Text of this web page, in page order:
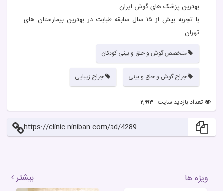
بهترین پزشک های گوش ایران
با تجربه بیش از ۱۵ سال سابقه طبابت در بهترین بیمارستان های
تهران
متخصص گوش و حلق و بینی کودکان
جراح گوش و حلق و بینی جراح زیبایی
تعداد بازدید سایت : ۲,۹۹۳
https://clinic.niniban.com/ad/4289
ویژه ها بیشتر